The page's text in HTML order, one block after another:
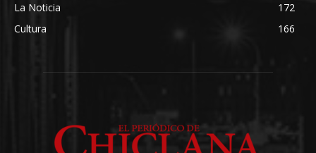
La Noticia
172
Cultura
166